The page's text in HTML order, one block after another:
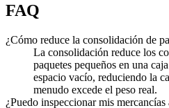
FAQ
¿Cómo reduce la consolidación de
La consolidación reduce los
paquetes pequeños en una
espacio vacío, reduciendo la
menudo excede el peso real.
¿Puedo inspeccionar mis mercancías